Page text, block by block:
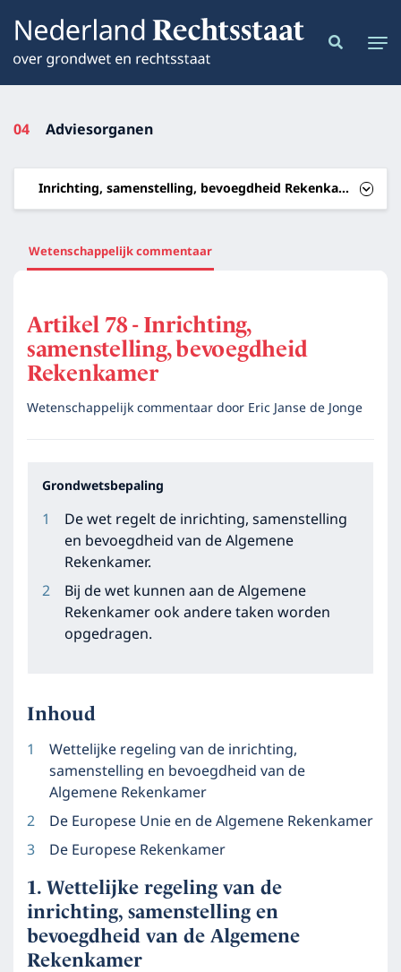
04 Adviesorganen
Inrichting, samenstelling, bevoegdheid Rekenkamer
Wetenschappelijk commentaar
Artikel 78 - Inrichting,
samenstelling, bevoegdheid
Rekenkamer
Wetenschappelijk commentaar door Eric Janse de Jonge
Grondwetsbepaling
De wet regelt de inrichting, samenstelling
en bevoegdheid van de Algemene
Rekenkamer.
Bij de wet kunnen aan de Algemene
Rekenkamer ook andere taken worden
opgedragen.
Inhoud
Wettelijke regeling van de inrichting,
samenstelling en bevoegdheid van de
Algemene Rekenkamer
De Europese Unie en de Algemene Rekenkamer
De Europese Rekenkamer
Wettelijke regeling van de
inrichting, samenstelling en
bevoegdheid van de Algemene
Rekenkamer